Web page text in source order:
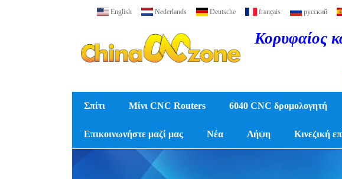
English Nederlands Deutsche français русский
Κορυφαίος
Σπίτι Μίνι CNC Routers 6040 CNC δρομολογητή
Επικοινωνήστε μαζί μας Νέα Λήψη Κινεζική